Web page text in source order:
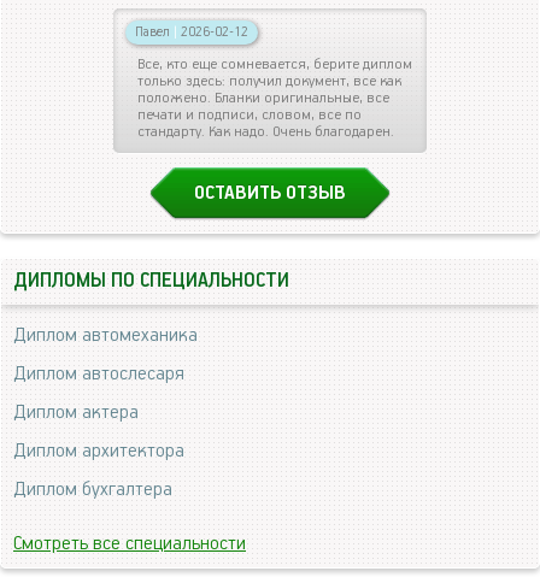
Павел | 2026-02-12
Все, кто еще сомневается, берите диплом
только здесь: получил документ, все как
положено. Бланки оригинальные, все
печати и подписи, словом, все по
стандарту. Как надо. Очень благодарен.
ОСТАВИТЬ ОТЗЫВ
ДИПЛОМЫ ПО СПЕЦИАЛЬНОСТИ
Диплом автомеханика
Диплом автослесаря
Диплом актера
Диплом архитектора
Диплом бухгалтера
Смотреть все специальности